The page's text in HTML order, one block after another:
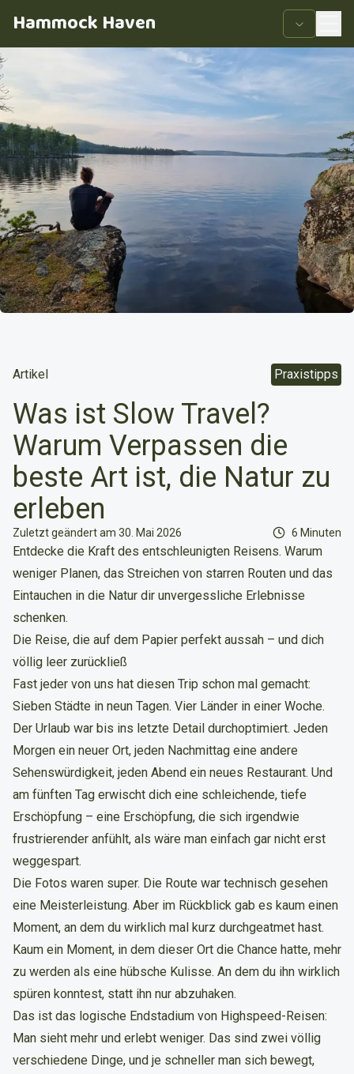
Hammock Haven
Artikel Praxistipps
Was ist Slow Travel?
Warum Verpassen die
beste Art ist, die Natur zu
erleben
Zuletzt geändert am 30. Mai 2026 Lesezeit
6 Minuten
Entdecke die Kraft des entschleunigten Reisens. Warum
weniger Planen, das Streichen von starren Routen und das
Eintauchen in die Natur dir unvergessliche Erlebnisse
schenken.
Die Reise, die auf dem Papier perfekt aussah – und dich
völlig leer zurückließ
Fast jeder von uns hat diesen Trip schon mal gemacht:
Sieben Städte in neun Tagen. Vier Länder in einer Woche.
Der Urlaub war bis ins letzte Detail durchoptimiert. Jeden
Morgen ein neuer Ort, jeden Nachmittag eine andere
Sehenswürdigkeit, jeden Abend ein neues Restaurant. Und
am fünften Tag erwischt dich eine schleichende, tiefe
Erschöpfung – eine Erschöpfung, die sich irgendwie
frustrierender anfühlt, als wäre man einfach gar nicht erst
weggespart.
Die Fotos waren super. Die Route war technisch gesehen
eine Meisterleistung. Aber im Rückblick gab es kaum einen
Moment, an dem du wirklich mal kurz durchgeatmet hast.
Kaum ein Moment, in dem dieser Ort die Chance hatte, mehr
zu werden als eine hübsche Kulisse. An dem du ihn wirklich
spüren konntest, statt ihn nur abzuhaken.
Das ist das logische Endstadium von Highspeed-Reisen:
Man sieht mehr und erlebt weniger. Das sind zwei völlig
verschiedene Dinge, und je schneller man sich bewegt,